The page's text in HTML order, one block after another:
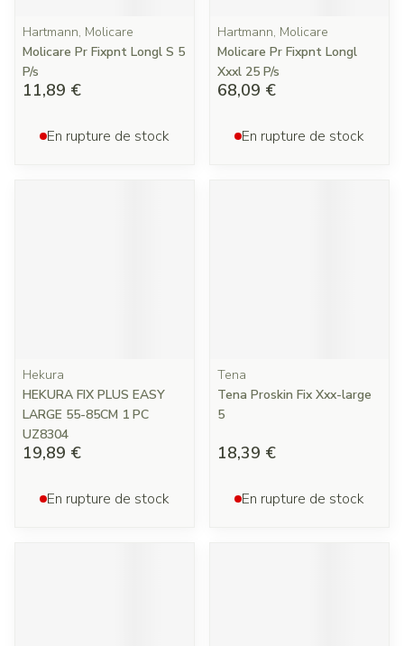
Hartmann, Molicare
Molicare Pr Fixpnt Longl S 5
P/s
11,89 €
En rupture de stock
Hartmann, Molicare
Molicare Pr Fixpnt Longl
Xxxl 25 P/s
68,09 €
En rupture de stock
Hekura
HEKURA FIX PLUS EASY
LARGE 55-85CM 1 PC
UZ8304
19,89 €
En rupture de stock
Tena
Tena Proskin Fix Xxx-large
5
18,39 €
En rupture de stock